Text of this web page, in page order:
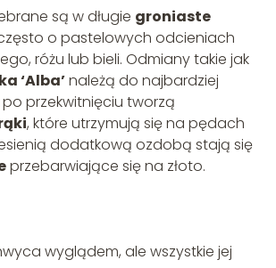
są w długie groniaste
o pastelowych odcieniach
różu lub bieli. Odmiany takie jak
‘Alba’należą do najbardziej
przekwitnięciu tworzą
, które utrzymują się na pędach
dodatkową ozdobą stają się
przebarwiające się na złoto.
wyglądem, ale wszystkie jej